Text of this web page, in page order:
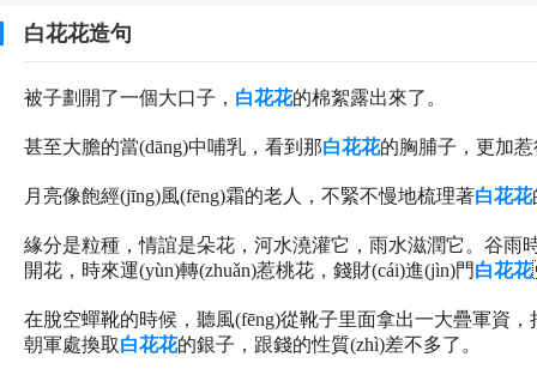
白花花造句
被子劃開了一個大口子， 白花花的棉絮露出來了。
甚至大膽的當(dāng)中哺乳，看到那白花花的胸脯子，更加惹
月亮像飽經(jīng)風(fēng)霜的老人，不緊不慢地梳理著白花花
緣分是粒種，情誼是朵花，河水澆灌它，雨水滋潤它。谷
開花，時來運(yùn)轉(zhuǎn)惹桃花，錢財(cái)進(jìn)門白花花
在脫空蟬靴的時候，聽風(fēng)從靴子里面拿出一大疊軍資
朝軍處換取白花花的銀子，跟錢的性質(zhì)差不多了。